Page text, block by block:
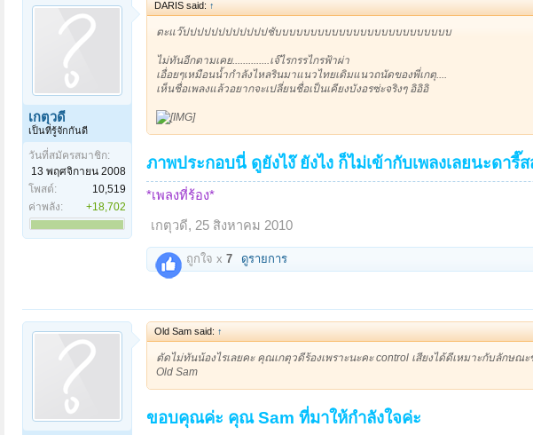
เกตุวดี
เป็นที่รู้จักกันดี
วันที่สมัครสมาชิก:
13 พฤศจิกายน 2008
โพสต์:
10,519
ค่าพลัง:
+18,702
DARIS said: ↑
ตะแว๊ปปปปปปปปปปปปชับบบบบบบบบบบบบบบบบบบบบบบบบ
ไม่ทันอีกตามเคย..............เจ๊ไรกรรไกรฟ้าผ่า
เอื่อยๆเหมือนน้ำกำลังไหลรินมาแนวไทยเดิมแนวถนัดของพี่เกตุ....
เห็นชื่อเพลงแล้วอยากจะเปลี่ยนชื่อเป็นเคียงบังอรซ่ะจริงๆ อิอิอิ
ภาพประกอบนี่ ดูยังไง๊ ยังไง ก็ไม่เข้ากับเพลงเลยนะดา
*เพลงที่ร้อง*
เกตุวดี, 25 สิงหาคม 2010
ถูกใจ x 7 ดูรายการ
Old Sam said: ↑
ตัดไม่ทันน้องไรเลยคะ คุณเกตุวดีร้องเพราะนะคะ control เสียงได้ดีเหมาะกับลักษณ
Old Sam
ขอบคุณค่ะ คุณ Sam ที่มาให้กำลังใจค่ะ